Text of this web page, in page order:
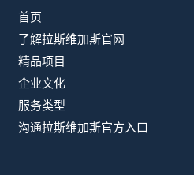
首页
了解拉斯维加斯官网
精品项目
企业文化
服务类型
沟通拉斯维加斯官方入口